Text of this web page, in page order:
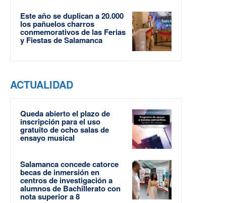
Este año se duplican a 20.000
los pañuelos charros
conmemorativos de las Ferias
y Fiestas de Salamanca
ACTUALIDAD
Queda abierto el plazo de
inscripción para el uso
gratuito de ocho salas de
ensayo musical
Salamanca concede catorce
becas de inmersión en
centros de investigación a
alumnos de Bachillerato con
nota superior a 8